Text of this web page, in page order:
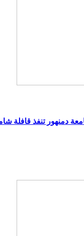
دمنهور تنفذ قافلة